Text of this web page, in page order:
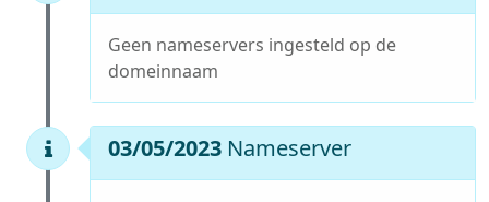
Geen nameservers ingesteld op de
domeinnaam
03/05/2023 Nameserver